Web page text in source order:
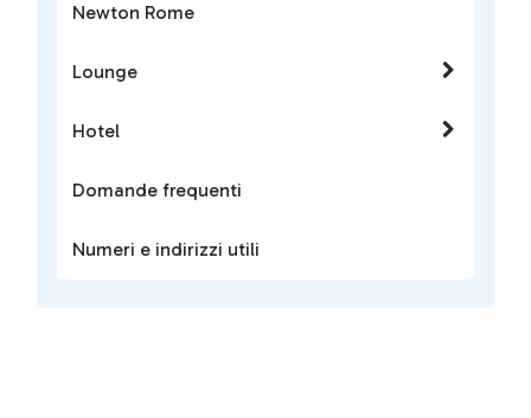
Newton Rome
Lounge
Hotel
Domande frequenti
Numeri e indirizzi utili